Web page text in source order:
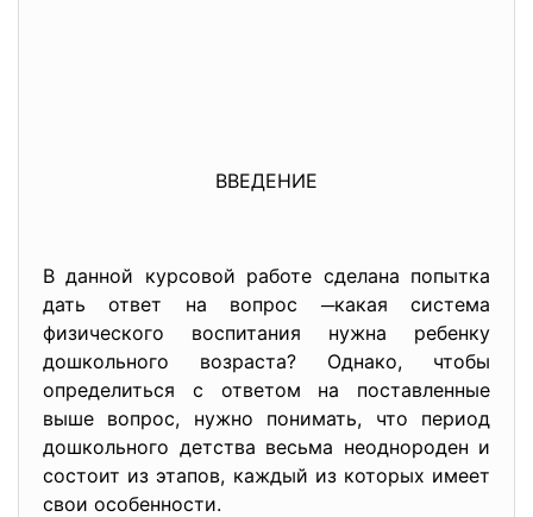
ВВЕДЕНИЕ
В данной курсовой работе сделана попытка
дать ответ на вопрос ─какая система
физического воспитания нужна ребенку
дошкольного возраста? Однако, чтобы
определиться с ответом на поставленные
выше вопрос, нужно понимать, что период
дошкольного детства весьма неоднороден и
состоит из этапов, каждый из которых имеет
свои особенности.